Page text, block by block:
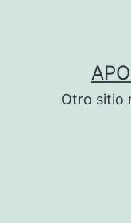
Otro sitio